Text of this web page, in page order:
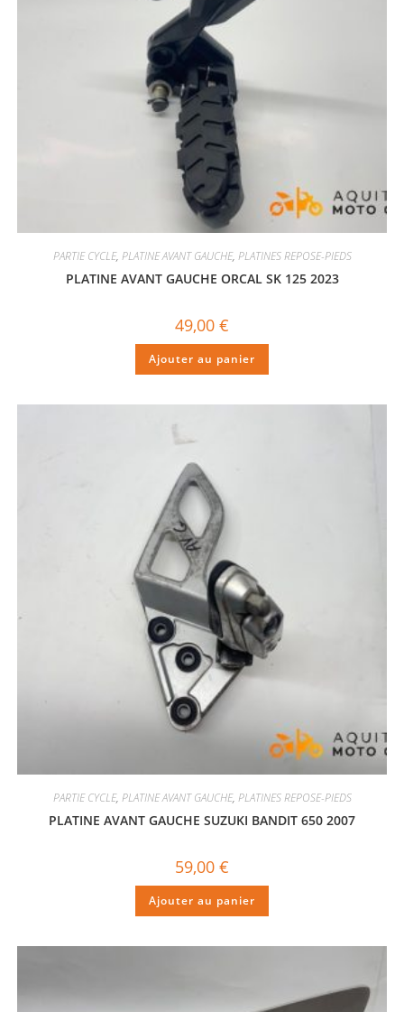
PARTIE CYCLE, PLATINE AVANT GAUCHE, PLATINES REPOSE-PIEDS
PLATINE AVANT GAUCHE ORCAL SK 125 2023
49,00 €
Ajouter au panier
PARTIE CYCLE, PLATINE AVANT GAUCHE, PLATINES REPOSE-PIEDS
PLATINE AVANT GAUCHE SUZUKI BANDIT 650 2007
59,00 €
Ajouter au panier